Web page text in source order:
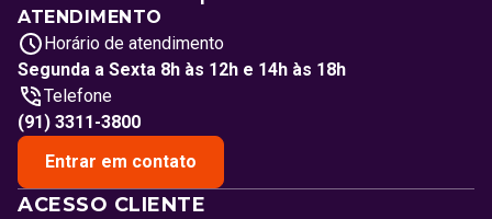
ATENDIMENTO
Horário de atendimento
Segunda a Sexta 8h às 12h e 14h às 18h
Telefone
(91) 3311-3800
Entrar em contato
ACESSO CLIENTE